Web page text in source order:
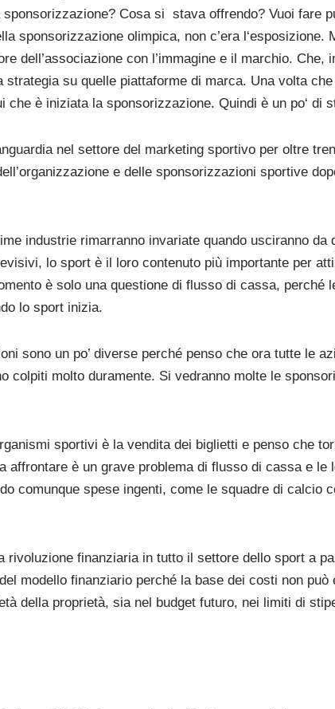
Cosa si stava offrendo? Vuoi fare
sponsorizzazione olimpica, non c’era l‘esposizione.
dell’associazione con l’immagine e il marchio. Che,
su quelle piattaforme di marca. Una volta
è iniziata la sponsorizzazione. Quindi è un po‘ di
nel settore del marketing sportivo per oltre
e delle sponsorizzazioni sportive
industrie rimarranno invariate quando usciranno da
lo sport è il loro contenuto più importante per
è solo una questione di flusso di cassa, perché
lo sport inizia.
sono un po’ diverse perché penso che ora tutte le
colpiti molto duramente. Si vedranno molte le
sportivi è la vendita dei biglietti e penso che
affrontare è un grave problema di flusso di cassa e le
comunque spese ingenti, come le squadre di calcio
rivoluzione finanziaria in tutto il settore dello sport a
modello finanziario perché la base dei costi non può
della proprietà, sia nel budget futuro, nei limiti di